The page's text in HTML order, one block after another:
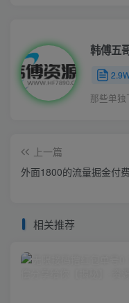
韩傅五
那些单
上一篇
外面1800的流量掘金付
相关推荐